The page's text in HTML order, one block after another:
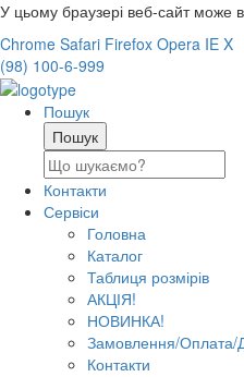
У цьому браузері веб-сайт може
Chrome Safari Firefox Opera IE X
(98) 100-6-999
Пошук
Контакти
Сервіси
Головна
Каталог
Таблиця розмірів
АКЦІЯ!
НОВИНКА!
Замовлення/Оплата/
Контакти